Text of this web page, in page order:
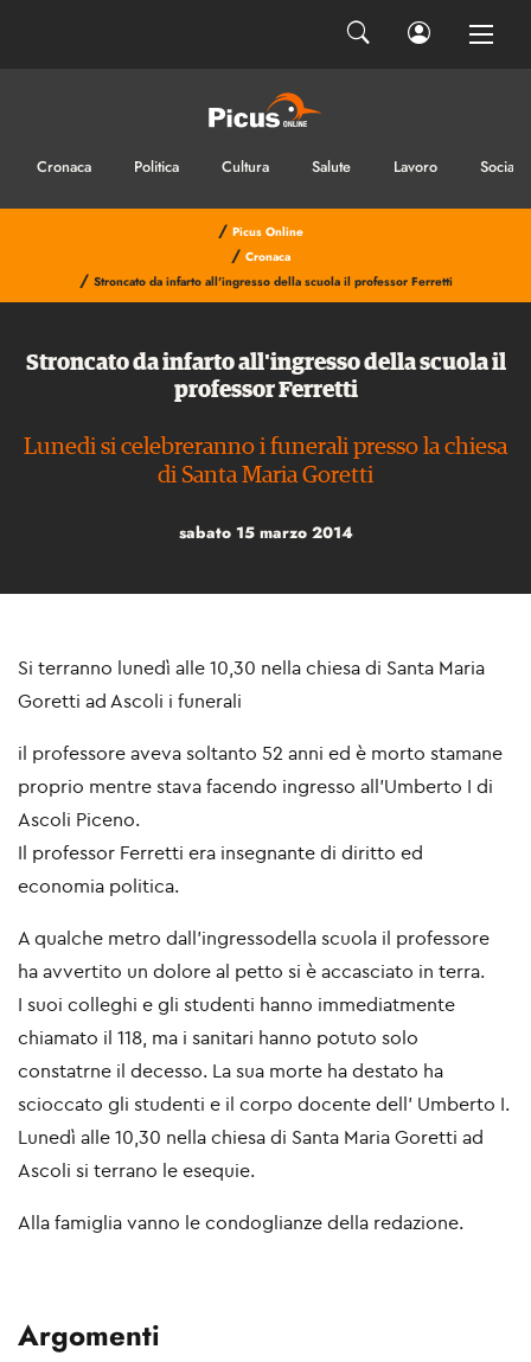
Cronaca Politica Cultura Salute Lavoro Sociale
/ Picus Online
/ Cronaca
/ Stroncato da infarto all'ingresso della scuola il professor Ferretti
Stroncato da infarto all'ingresso della scuola il
professor Ferretti
Lunedi si celebreranno i funerali presso la chiesa
di Santa Maria Goretti
sabato 15 marzo 2014
Si terranno lunedì alle 10,30 nella chiesa di Santa Maria
Goretti ad Ascoli i funerali
il professore aveva soltanto 52 anni ed è morto stamane
proprio mentre stava facendo ingresso all'Umberto I di
Ascoli Piceno.
Il professor Ferretti era insegnante di diritto ed
economia politica.
A qualche metro dall'ingressodella scuola il professore
ha avvertito un dolore al petto si è accasciato in terra.
I suoi colleghi e gli studenti hanno immediatmente
chiamato il 118, ma i sanitari hanno potuto solo
constatrne il decesso. La sua morte ha destato ha
scioccato gli studenti e il corpo docente dell’ Umberto I.
Lunedì alle 10,30 nella chiesa di Santa Maria Goretti ad
Ascoli si terrano le esequie.
Alla famiglia vanno le condoglianze della redazione.
Argomenti